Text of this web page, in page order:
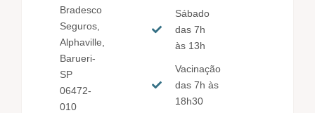
Bradesco
Seguros,
Alphaville,
Barueri-
SP
06472-
010
Sábado
das 7h
às 13h
Vacinação
das 7h às
18h30